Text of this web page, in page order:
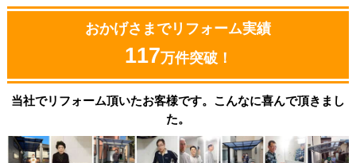
おかげさまでリフォーム実績
117万件突破！
当社でリフォーム頂いたお客様です。こんなに喜んで頂きまし
た。